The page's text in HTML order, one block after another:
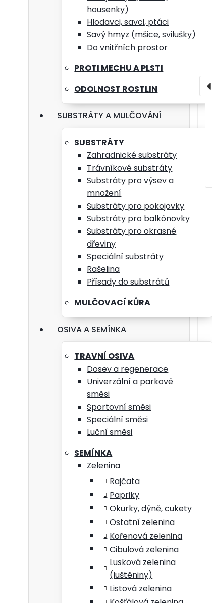
housenky)
Hlodavci, savci, ptáci
Savý hmyz (mšice, svilušky)
Do vnitřních prostor
PROTI MECHU A PLSTI
ODOLNOST ROSTLIN
SUBSTRÁTY A MULČOVÁNÍ
SUBSTRÁTY
Zahradnické substráty
Trávníkové substráty
Substráty pro výsev a
množení
Substráty pro pokojovky
Substráty pro balkónovky
Substráty pro okrasné
dřeviny
Speciální substráty
Rašelina
Přísady do substrátů
MULČOVACÍ KŮRA
OSIVA A SEMÍNKA
TRAVNÍ OSIVA
Dosev a regenerace
Univerzální a parkové
směsi
Sportovní směsi
Speciální směsi
Luční směsi
SEMÍNKA
Zelenina
Rajčata
Papriky
Okurky, dýně, cukety
Ostatní zelenina
Kořenová zelenina
Cibulová zelenina
Lusková zelenina
(luštěniny)
Listová zelenina